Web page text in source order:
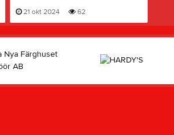
21 okt 2024 62